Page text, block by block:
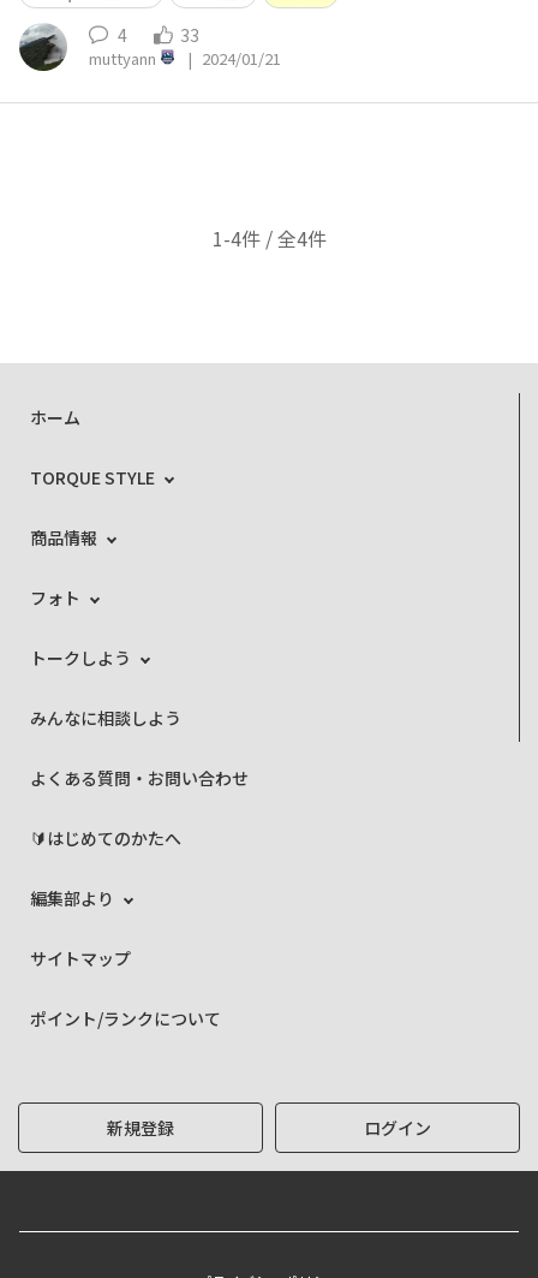
4 33
muttyann | 2024/01/21
1-4件 / 全4件
ホーム
TORQUE STYLE
商品情報
フォト
トークしよう
みんなに相談しよう
よくある質問・お問い合わせ
🔰はじめてのかたへ
編集部より
サイトマップ
ポイント/ランクについて
新規登録 ログイン